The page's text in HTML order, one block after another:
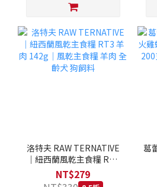
洛特夫 RAW TERNATIVE
｜紐西蘭風乾主食糧 RT3
羊肉 142g｜風乾主食糧 羊
肉 全齡犬 狗飼料
NT$279
葛